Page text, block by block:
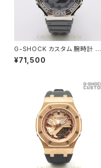
G-SHOCK カスタム 腕時計 カ
シオーク GA-2100SB-1A GA2
100-036
¥71,500